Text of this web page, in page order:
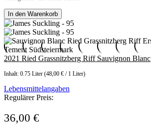
In den Warenkorb
2021 Ried Grassnitzberg Riff Sauvignon Blanc
Inhalt: 0.75 Liter (48,00 € / 1 Liter)
Lebensmittelangaben
Regulärer Preis:
36,00 €